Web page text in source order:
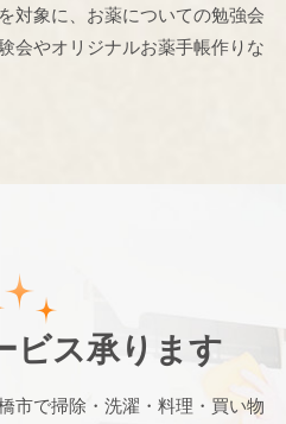
対象に、お薬についての勉強会
会やオリジナルお薬手帳作りな
ビス承ります
市で掃除・洗濯・料理・買い物